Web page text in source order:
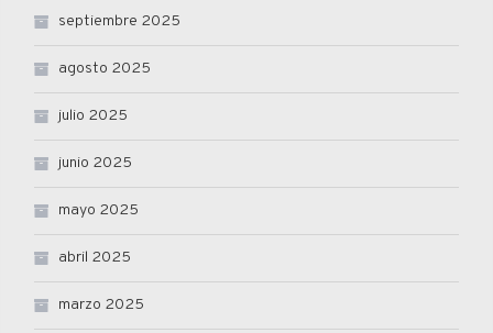
septiembre 2025
agosto 2025
julio 2025
junio 2025
mayo 2025
abril 2025
marzo 2025